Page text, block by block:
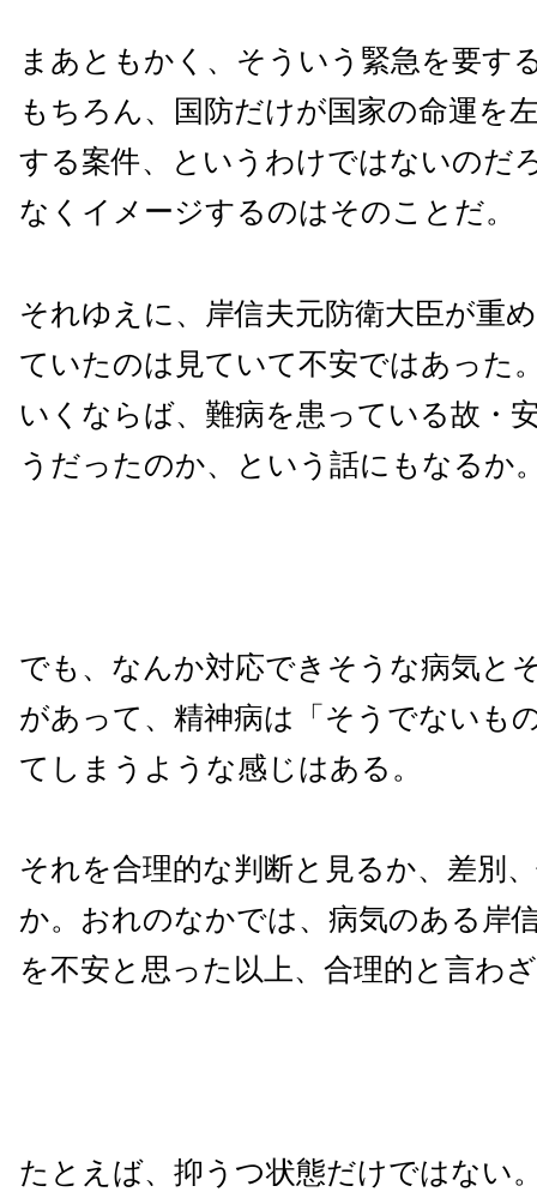
まあともかく、そういう緊急を要す
もちろん、国防だけが国家の命運を
する案件、というわけではないのだ
なくイメージするのはそのことだ。
それゆえに、岸信夫元防衛大臣が重
ていたのは見ていて不安ではあった
いくならば、難病を患っている故・
うだったのか、という話にもなるか
でも、なんか対応できそうな病気と
があって、精神病は「そうでないも
てしまうような感じはある。
それを合理的な判断と見るか、差別
か。おれのなかでは、病気のある岸
を不安と思った以上、合理的と言わ
たとえば、抑うつ状態だけではない